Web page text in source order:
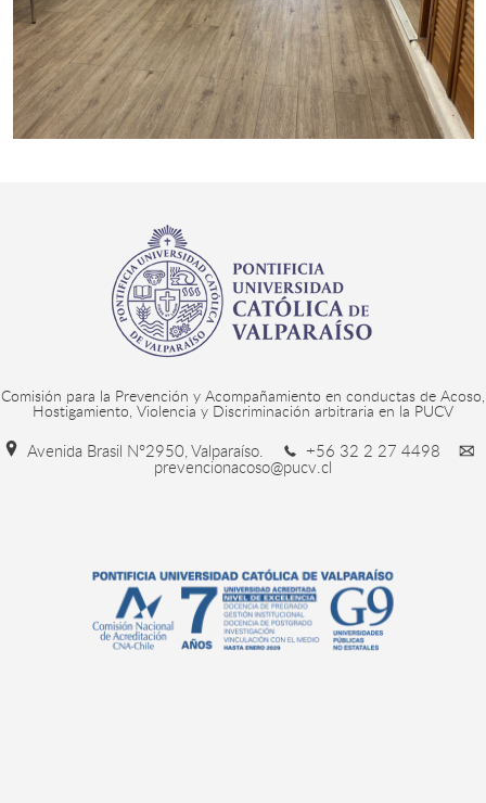
Comisión para la Prevención y Acompañamiento en conductas de Acoso,
Hostigamiento, Violencia y Discriminación arbitraria en la PUCV
Avenida Brasil N°2950, Valparaíso. +56 32 2 27 4498
prevencionacoso@pucv.cl